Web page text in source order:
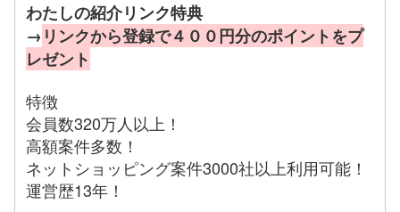
わたしの紹介リンク特典
→ リンクから登録で４００円分のポイントをプ
レゼント
特徴
会員数320万人以上！
高額案件多数！
ネットショッピング案件3000社以上利用可能！
運営歴13年！